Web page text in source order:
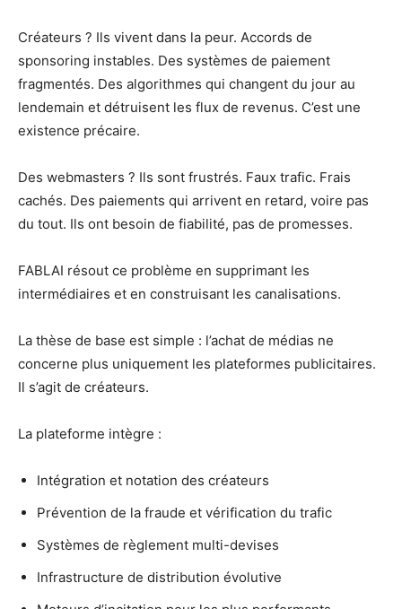
Créateurs ? Ils vivent dans la peur. Accords de
sponsoring instables. Des systèmes de paiement
fragmentés. Des algorithmes qui changent du jour au
lendemain et détruisent les flux de revenus. C’est une
existence précaire.
Des webmasters ? Ils sont frustrés. Faux trafic. Frais
cachés. Des paiements qui arrivent en retard, voire pas
du tout. Ils ont besoin de fiabilité, pas de promesses.
FABLAI résout ce problème en supprimant les
intermédiaires et en construisant les canalisations.
La thèse de base est simple : l’achat de médias ne
concerne plus uniquement les plateformes publicitaires.
Il s’agit de créateurs.
La plateforme intègre :
Intégration et notation des créateurs
Prévention de la fraude et vérification du trafic
Systèmes de règlement multi-devises
Infrastructure de distribution évolutive